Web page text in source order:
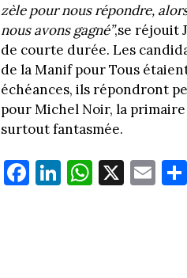
zèle pour nous répondre,
nous avons gagné”,se réjouit
de courte durée. Les
de la Manif pour Tous
échéances, ils répondront
pour Michel Noir, la
surtout fantasmée.
Fa
ce
Li
nk
W
ha
X E
m